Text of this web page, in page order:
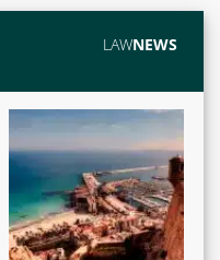
LAWNEWS